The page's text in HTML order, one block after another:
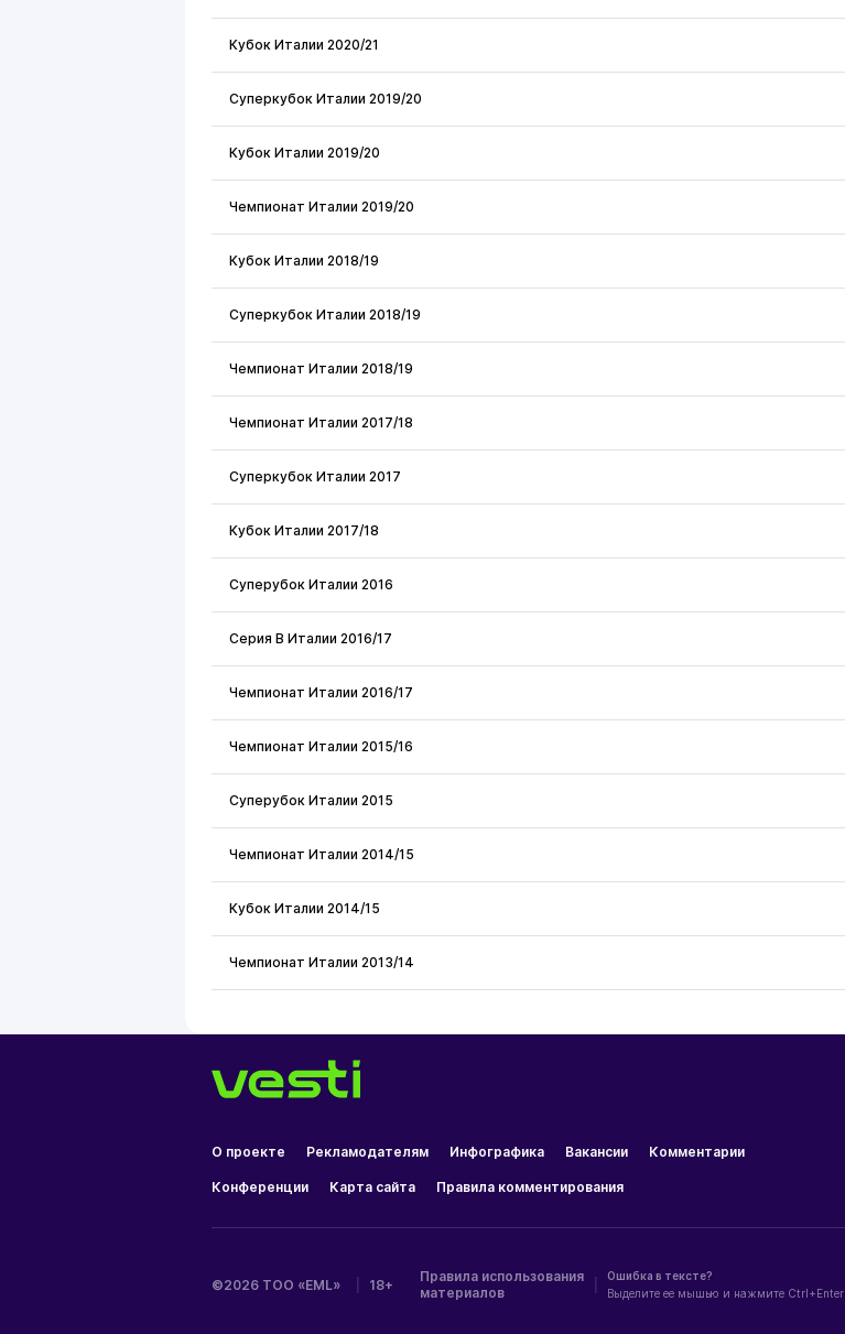
Кубок Италии 2020/21
Суперкубок Италии 2019/20
Кубок Италии 2019/20
Чемпионат Италии 2019/20
Кубок Италии 2018/19
Суперкубок Италии 2018/19
Чемпионат Италии 2018/19
Чемпионат Италии 2017/18
Суперкубок Италии 2017
Кубок Италии 2017/18
Суперубок Италии 2016
Серия В Италии 2016/17
Чемпионат Италии 2016/17
Чемпионат Италии 2015/16
Суперубок Италии 2015
Чемпионат Италии 2014/15
Кубок Италии 2014/15
Чемпионат Италии 2013/14
О проекте Рекламодателям Инфографика Вакансии Комментарии
Конференции Карта сайта Правила комментирования
©2026 ТОО «EML» 18+
Правила использования
материалов
Ошибка в тексте?
Выделите ее мышью и нажмите Ctrl+Enter